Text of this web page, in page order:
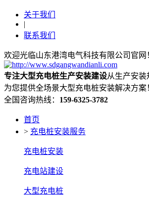
关于我们
|
联系我们
欢迎光临山东港湾电气科技有限公司官网
专注大型充电桩生产安装建设从生产安
为您提供全场景大型充电桩安装解决方案
全国咨询热线： 159-6325-3782
首页
> 充电桩安装服务
充电桩安装
充电站建设
大型充电桩